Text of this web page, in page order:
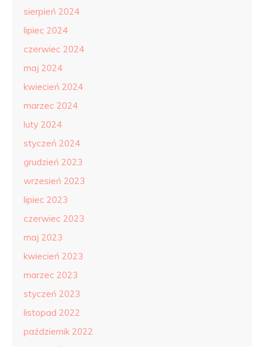
sierpień 2024
lipiec 2024
czerwiec 2024
maj 2024
kwiecień 2024
marzec 2024
luty 2024
styczeń 2024
grudzień 2023
wrzesień 2023
lipiec 2023
czerwiec 2023
maj 2023
kwiecień 2023
marzec 2023
styczeń 2023
listopad 2022
październik 2022